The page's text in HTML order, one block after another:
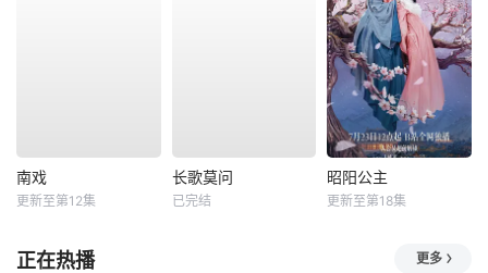
南戏
更新至第12集
长歌莫问
已完结
昭阳公主
更新至第18集
正在热播 更多